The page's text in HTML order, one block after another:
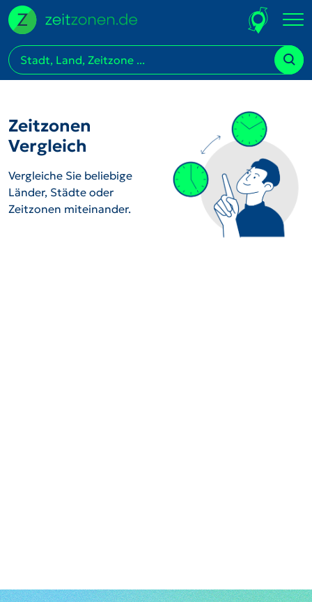
Zeitzonen
Vergleich
Vergleiche Sie beliebige
Länder, Städte oder
Zeitzonen miteinander.